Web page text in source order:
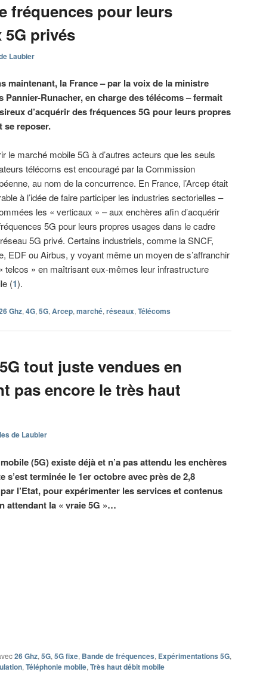
fréquences pour leurs
5G privés
Laubier
maintenant, la France – par la voix de la ministre
Pannier-Runacher, en charge des télécoms – fermait
d’acquérir des fréquences 5G pour leurs propres
se reposer.
le marché mobile 5G à d’autres acteurs que les seuls
télécoms est encouragé par la Commission
au nom de la concurrence. En France, l’Arcep était
à l’idée de faire participer les industries sectorielles –
les « verticaux » – aux enchères afin d’acquérir
5G pour leurs propres usages dans le cadre
réseau 5G privé. Certains industriels, comme la SNCF,
EDF ou Airbus, y voyant même un moyen de s’affranchir
telcos » en maîtrisant eux-mêmes leur infrastructure
(1).
Ghz, 4G, 5G, Arcep, marché, réseaux, Télécoms
tout juste vendues en
pas encore le très haut
de Laubier
(5G) existe déjà et n’a pas attendu les enchères
s’est terminée le 1er octobre avec près de 2,8
l’Etat, pour expérimenter les services et contenus
attendant la « vraie 5G »…
26 Ghz, 5G, 5G fixe, Bande de fréquences, Expérimentations 5G,
, Téléphonie mobile, Très haut débit mobile